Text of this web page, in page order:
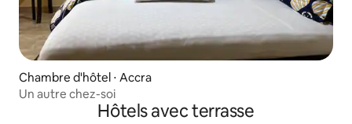
Chambre d'hôtel ⋅ Accra
Un autre chez-soi
Hôtels avec terrasse